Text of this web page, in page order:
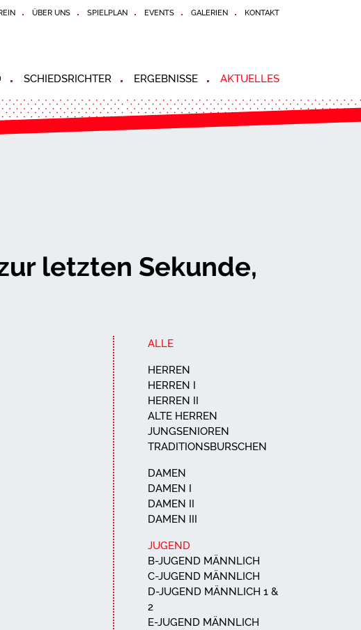
ÜBER UNS SPIELPLAN EVENTS GALERIEN KONTAKT
SCHIEDSRICHTER ERGEBNISSE AKTUELLES
letzten Sekunde,
ALLE
HERREN
HERREN I
HERREN II
ALTE HERREN
JUNGSENIOREN
TRADITIONSBURSCHEN
DAMEN
DAMEN I
DAMEN II
DAMEN III
JUGEND
B-JUGEND MÄNNLICH
C-JUGEND MÄNNLICH
D-JUGEND MÄNNLICH 1 &
2
E-JUGEND MÄNNLICH